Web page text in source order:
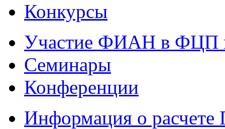
Конкурсы
Участие ФИАН в ФЦП
Семинары
Конференции
Информация о